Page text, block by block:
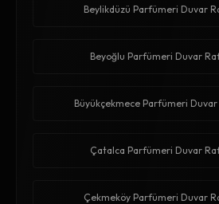
Beylikdüzü Parfümeri Duvar
Beyoğlu Parfümeri Duvar
Büyükçekmece Parfümeri
Çatalca Parfümeri Duvar
Çekmeköy Parfümeri Duvar